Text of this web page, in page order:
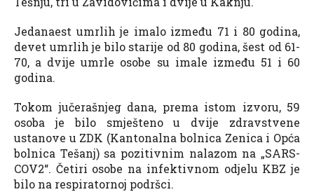
Jedanaest umrlih je imalo između 71 i 80 godina,
devet umrlih je bilo starije od 80 godina, šest od 61-
70, a dvije umrle osobe su imale između 51 i 60
godina.
Tokom jučerašnjeg dana, prema istom izvoru, 59
osoba je bilo smješteno u dvije zdravstvene
ustanove u ZDK (Kantonalna bolnica Zenica i Opća
bolnica Tešanj) sa pozitivnim nalazom na „SARS-
COV2“. Četiri osobe na infektivnom odjelu KBZ je
bilo na respiratornoj podršci.